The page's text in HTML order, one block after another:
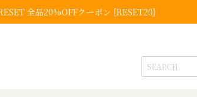
全品20%OFFクーポン [RESET20]